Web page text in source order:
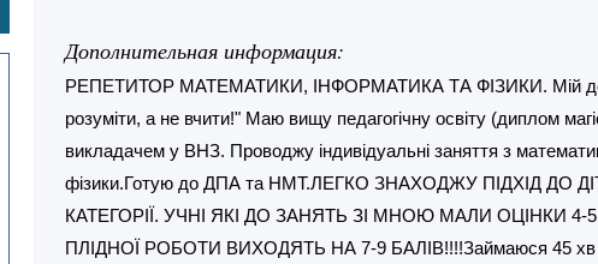
Дополнительная информация:
РЕПЕТИТОР МАТЕМАТИКИ, ІНФОРМАТИКА ТА ФІЗИКИ. Мій
розуміти, а не вчити!" Маю вищу педагогічну освіту (диплом
викладачем у ВНЗ. Проводжу індивідуальні заняття з
фізики.Готую до ДПА та НМТ.ЛЕГКО ЗНАХОДЖУ ПІДХІД ДО
КАТЕГОРІЇ. УЧНІ ЯКІ ДО ЗАНЯТЬ ЗІ МНОЮ МАЛИ ОЦІНКИ 4-
ПЛІДНОЇ РОБОТИ ВИХОДЯТЬ НА 7-9 БАЛІВ!!!!Займаюся 45 хв -